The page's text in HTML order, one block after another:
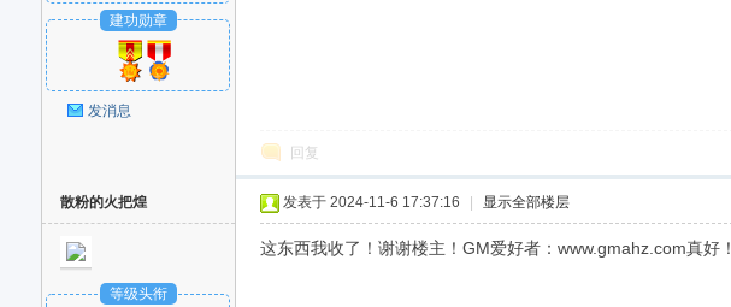
爱
建功勋章
发消息
回复
散粉的火把煌
等级头衔
发表于 2024-11-6 17:37:16 显示全部楼层
这东西我收了！谢谢楼主！GM爱好者：www.gmahz.com真好！